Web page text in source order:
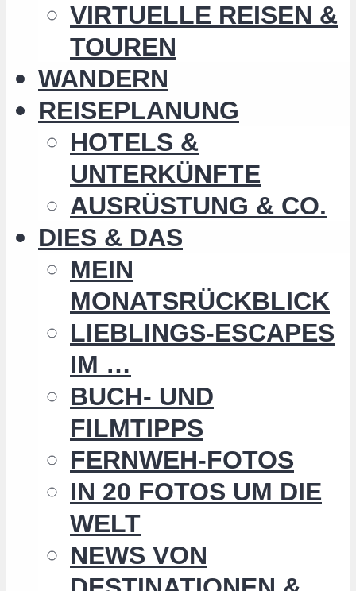
VIRTUELLE REISEN &
TOUREN
WANDERN
REISEPLANUNG
HOTELS &
UNTERKÜNFTE
AUSRÜSTUNG & CO.
DIES & DAS
MEIN
MONATSRÜCKBLICK
LIEBLINGS-ESCAPES
IM …
BUCH- UND
FILMTIPPS
FERNWEH-FOTOS
IN 20 FOTOS UM DIE
WELT
NEWS VON